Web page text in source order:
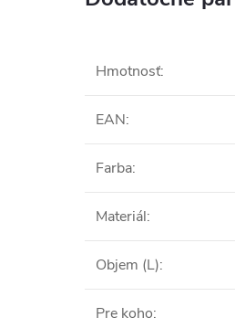
Hmotnosť:
EAN:
Farba:
Materiál:
Objem (L):
Pre koho: